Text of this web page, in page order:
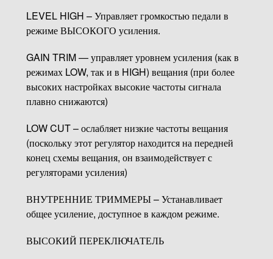
LEVEL HIGH – Управляет громкостью педали в
режиме ВЫСОКОГО усиления.
GAIN TRIM — управляет уровнем усиления (как в
режимах LOW, так и в HIGH) вещания (при более
высоких настройках высокие частоты сигнала
плавно снижаются)
LOW CUT – ослабляет низкие частоты вещания
(поскольку этот регулятор находится на передней
конец схемы вещания, он взаимодействует с
регуляторами усиления)
ВНУТРЕННИЕ ТРИММЕРЫ – Устанавливает
общее усиление, доступное в каждом режиме.
ВЫСОКИЙ ПЕРЕКЛЮЧАТЕЛЬ